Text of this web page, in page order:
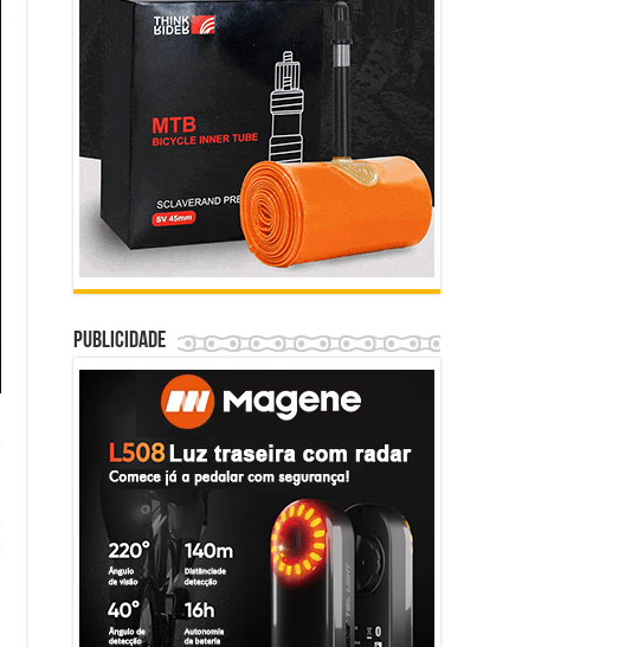
Publicidade